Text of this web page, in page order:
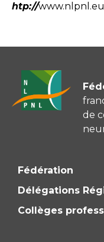
htp://www.nlpnl.eu
de
Fédération
Délégations
Collèges